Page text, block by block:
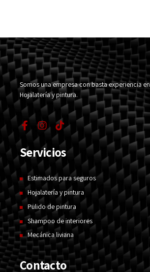
Somos una empresa con basta experiencia
Hojalatería y pintura.
Servicios
Estimados para seguros
Hojalatería y pintura
Pulido de pintura
Shampoo de interiores
Mecánica liviana
Contacto